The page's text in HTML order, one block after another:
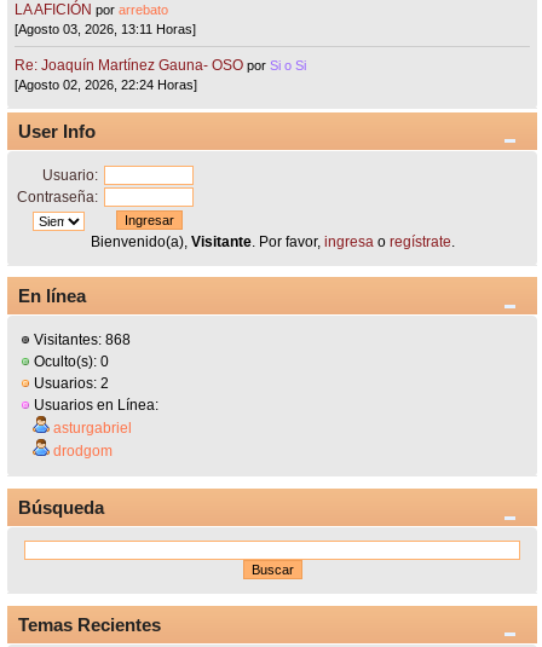
LA AFICIÓN porarrebato
[Agosto 03, 2026, 13:11 Horas]
Re: Joaquín Martínez Gauna- OSO porSi o Si
[Agosto 02, 2026, 22:24 Horas]
User Info
Usuario:
Contraseña:
Bienvenido(a), Visitante. Por favor, ingresa o regístrate
En línea
Visitantes: 868
Oculto(s): 0
Usuarios: 2
Usuarios en Línea:
asturgabriel
drodgom
Búsqueda
Temas Recientes